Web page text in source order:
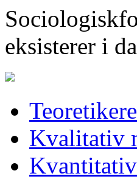
eksisterer i
Kvalitativ